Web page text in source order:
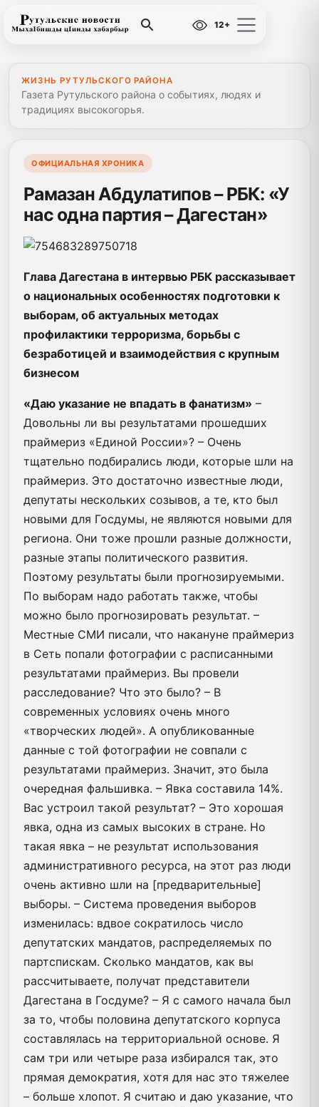
12+
ЖИЗНЬ РУТУЛЬСКОГО РАЙОНА
Газета Рутульского района о событиях, людях и
традициях высокогорья.
ОФИЦИАЛЬНАЯ ХРОНИКА
Рамазан Абдулатипов – РБК: «У
нас одна партия – Дагестан»
Глава Дагестана в интервью РБК рассказывает
о национальных особенностях подготовки к
выборам, об актуальных методах
профилактики терроризма, борьбы с
безработицей и взаимодействия с крупным
бизнесом
«Даю указание не впадать в фанатизм» –
Довольны ли вы результатами прошедших
праймериз «Единой России»? – Очень
тщательно подбирались люди, которые шли на
праймериз. Это достаточно известные люди,
депутаты нескольких созывов, а те, кто был
новыми для Госдумы, не являются новыми для
региона. Они тоже прошли разные должности,
разные этапы политического развития.
Поэтому результаты были прогнозируемыми.
По выборам надо работать также, чтобы
можно было прогнозировать результат. –
Местные СМИ писали, что накануне праймериз
в Сеть попали фотографии с расписанными
результатами праймериз. Вы провели
расследование? Что это было? – В
современных условиях очень много
«творческих людей». А опубликованные
данные с той фотографии не совпали с
результатами праймериз. Значит, это была
очередная фальшивка. – Явка составила 14%.
Вас устроил такой результат? – Это хорошая
явка, одна из самых высоких в стране. Но
такая явка – не результат использования
административного ресурса, на этот раз люди
очень активно шли на [предварительные]
выборы. – Система проведения выборов
изменилась: вдвое сократилось число
депутатских мандатов, распределяемых по
партспискам. Сколько мандатов, как вы
рассчитываете, получат представители
Дагестана в Госдуме? – Я с самого начала был
за то, чтобы половина депутатского корпуса
составлялась на территориальной основе. Я
сам три или четыре раза избирался так, это
прямая демократия, хотя для нас это тяжелее
– больше хлопот. Я считаю и даю указание, что